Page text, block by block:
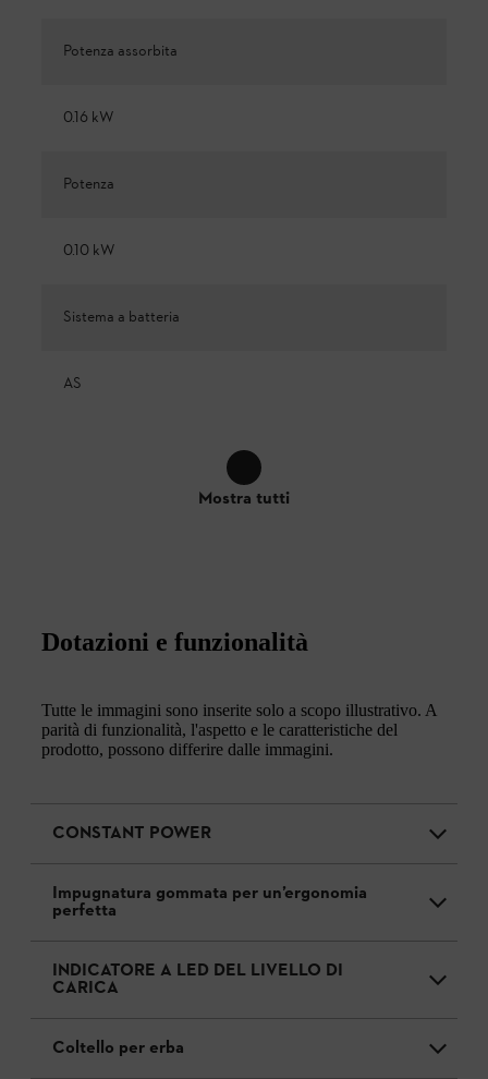
Potenza assorbita
0.16 kW
Potenza
0.10 kW
Sistema a batteria
AS
Mostra tutti
Dotazioni e funzionalità
Tutte le immagini sono inserite solo a scopo illustrativo. A
parità di funzionalità, l'aspetto e le caratteristiche del
prodotto, possono differire dalle immagini.
CONSTANT POWER
Impugnatura gommata per un’ergonomia
perfetta
INDICATORE A LED DEL LIVELLO DI
CARICA
Coltello per erba